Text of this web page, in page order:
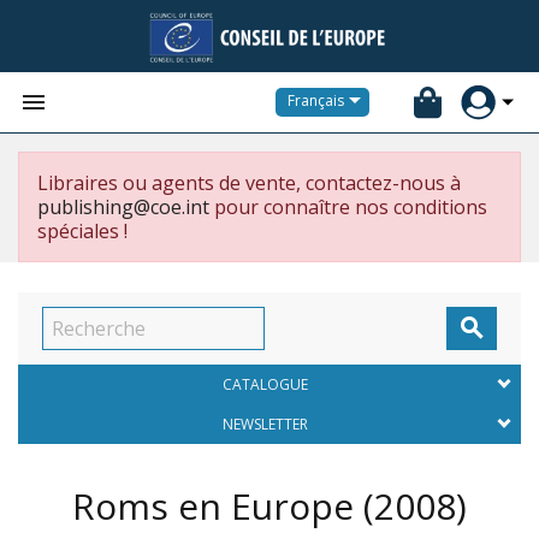
 Français
Libraires ou agents de vente, contactez-nous à
publishing@coe.int pour connaître nos conditions
spéciales !

CATALOGUE
NEWSLETTER
Roms en Europe (2008)